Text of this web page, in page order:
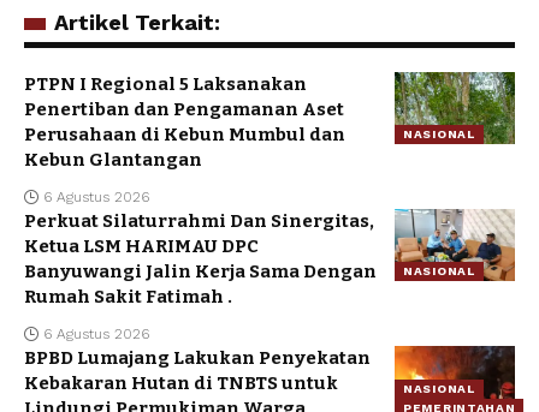
Artikel Terkait:
NASIONAL
PTPN I Regional 5 Laksanakan
Penertiban dan Pengamanan Aset
Perusahaan di Kebun Mumbul dan
Kebun Glantangan
6 Agustus 2026
NASIONAL
Perkuat Silaturrahmi Dan Sinergitas,
Ketua LSM HARIMAU DPC
Banyuwangi Jalin Kerja Sama Dengan
Rumah Sakit Fatimah .
6 Agustus 2026
NASIONAL
PEMERINTAHAN
BPBD Lumajang Lakukan Penyekatan
Kebakaran Hutan di TNBTS untuk